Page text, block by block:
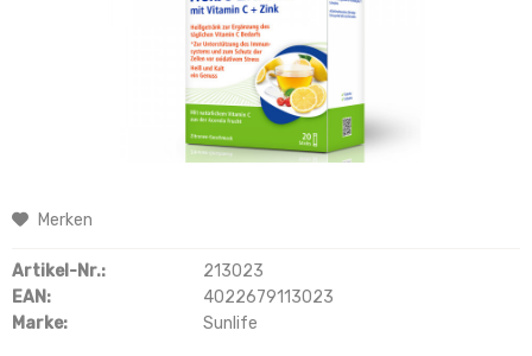
Merken
Artikel-Nr.:
213023
EAN:
4022679113023
Marke:
Sunlife